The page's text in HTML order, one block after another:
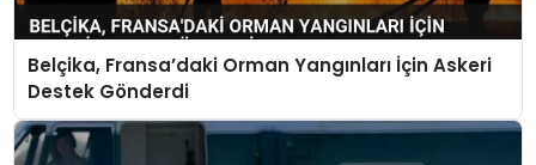
Belçika, Fransa’daki Orman Yangınları İçin Askeri
Destek Gönderdi